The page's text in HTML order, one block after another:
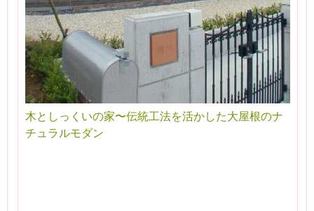
木としっくいの家〜伝統工法を活かした大屋根のナ
チュラルモダン